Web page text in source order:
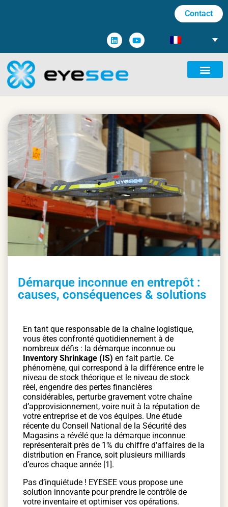
Contact
Démarque inconnue en entrepôt :
causes, conséquences & solutions
En tant que responsable de la chaîne logistique,
vous êtes confronté quotidiennement à de
nombreux défis : la démarque inconnue ou
Inventory Shrinkage (IS) en fait partie. Ce
phénomène, qui correspond à la différence entre le
niveau de stock théorique et le niveau de stock
réel, engendre des pertes financières
considérables, perturbe gravement votre chaîne
d’approvisionnement, voire nuit à la réputation de
votre entreprise et de vos équipes. Une étude
récente du Conseil National de la Sécurité des
Magasins a révélé que la démarque inconnue
représenterait près de 1% du chiffre d’affaires de la
distribution en France, soit plusieurs milliards
d’euros chaque année [1].
Pas d’inquiétude ! EYESEE vous propose une
solution innovante pour prendre le contrôle de
votre inventaire et optimiser vos opérations.